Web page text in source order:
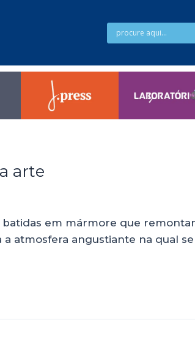
arte
em mármore que
atmosfera angustiante na qual